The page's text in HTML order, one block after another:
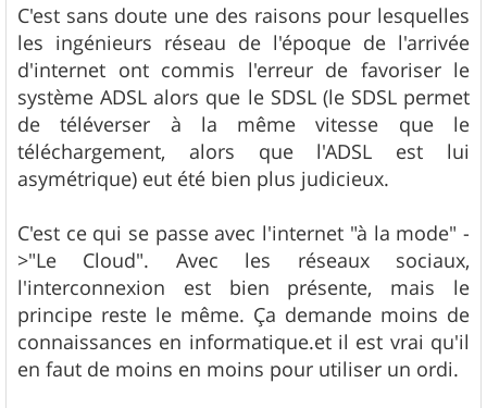
C'est sans doute une des raisons pour lesquelles
les ingénieurs réseau de l'époque de l'arrivée
d'internet ont commis l'erreur de favoriser le
système ADSL alors que le SDSL (le SDSL permet
de téléverser à la même vitesse que le
téléchargement, alors que l'ADSL est lui
asymétrique) eut été bien plus judicieux.
C'est ce qui se passe avec l'internet "à la mode" -
>"Le Cloud". Avec les réseaux sociaux,
l'interconnexion est bien présente, mais le
principe reste le même. Ça demande moins de
connaissances en informatique.et il est vrai qu'il
en faut de moins en moins pour utiliser un ordi.